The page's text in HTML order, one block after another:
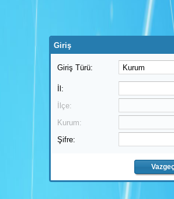
Giriş
Giriş Türü:
İl:
İlçe:
Kurum:
Şifre: